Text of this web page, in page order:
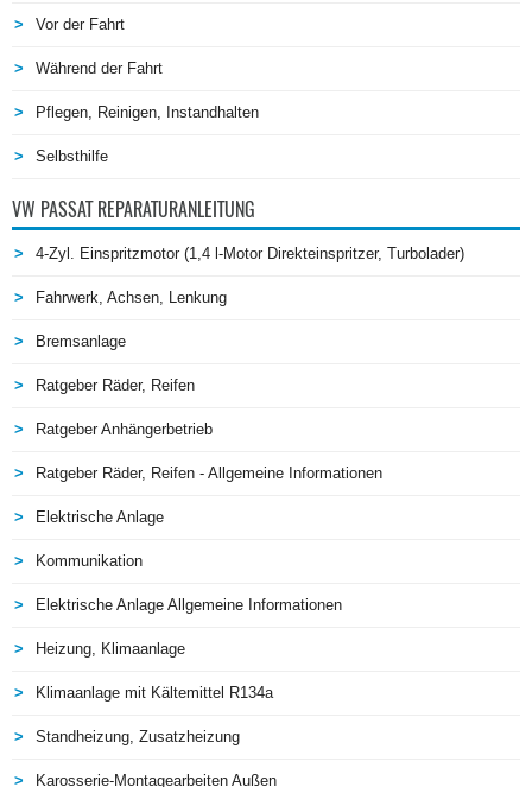
Vor der Fahrt
Während der Fahrt
Pflegen, Reinigen, Instandhalten
Selbsthilfe
VW PASSAT REPARATURANLEITUNG
4-Zyl. Einspritzmotor (1,4 l-Motor Direkteinspritzer, Turbolader)
Fahrwerk, Achsen, Lenkung
Bremsanlage
Ratgeber Räder, Reifen
Ratgeber Anhängerbetrieb
Ratgeber Räder, Reifen - Allgemeine Informationen
Elektrische Anlage
Kommunikation
Elektrische Anlage Allgemeine Informationen
Heizung, Klimaanlage
Klimaanlage mit Kältemittel R134a
Standheizung, Zusatzheizung
Karosserie-Montagearbeiten Außen